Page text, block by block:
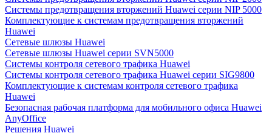
Системы предотвращения вторжений Huawei серии NIP 5000
Комплектующие к системам предотвращения вторжений
Huawei
Сетевые шлюзы Huawei
Сетевые шлюзы Huawei серии SVN5000
Системы контроля сетевого трафика Huawei
Системы контроля сетевого трафика Huawei серии SIG9800
Комплектующие к системам контроля сетевого трафика
Huawei
Безопасная рабочая платформа для мобильного офиса Huawei
AnyOffice
Решения Huawei